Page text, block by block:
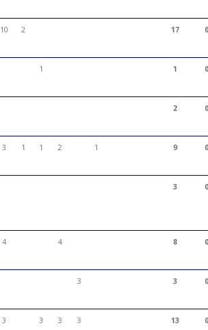
10 2 17 0
1 1 0
2 0
3 1 1 2 1 9 0
3 0
4 4 8 0
3 3 0
3 3 3 3 13 0